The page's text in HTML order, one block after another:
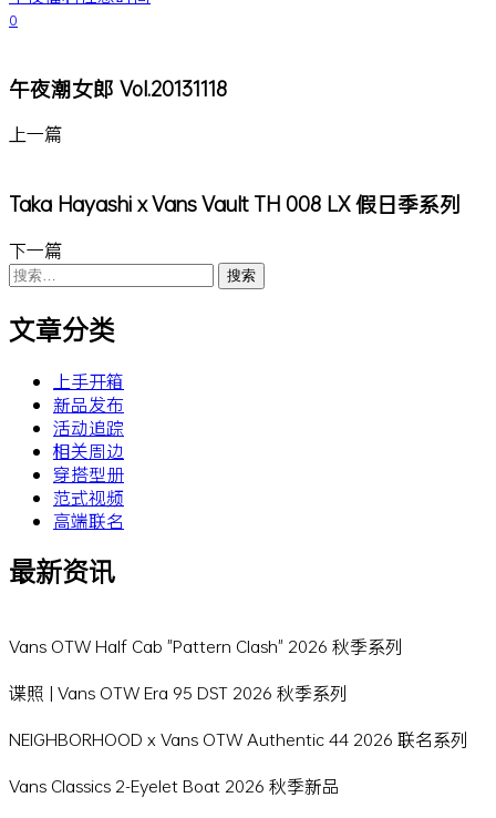
0
午夜潮女郎 Vol.20131118
上一篇
Taka Hayashi x Vans Vault TH 008 LX 假日季系列
下一篇
搜
索：
文章分类
上手开箱
新品发布
活动追踪
相关周边
穿搭型册
范式视频
高端联名
最新资讯
Vans OTW Half Cab "Pattern Clash" 2026 秋季系列
谍照 | Vans OTW Era 95 DST 2026 秋季系列
NEIGHBORHOOD x Vans OTW Authentic 44 2026 联名系列
Vans Classics 2-Eyelet Boat 2026 秋季新品